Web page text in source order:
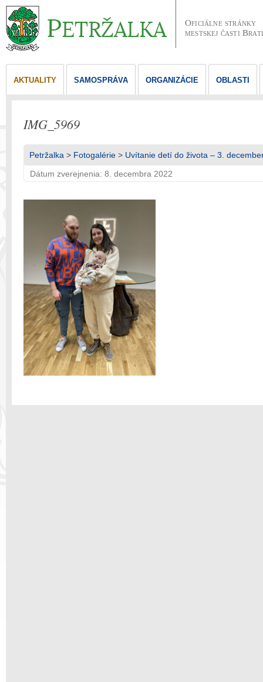
Oficiálne stránky
mestskej časti
AKTUALITY SAMOSPRÁVA ORGANIZÁCIE OBLASTI
IMG_5969
Petržalka > Fotogalérie > Uvítanie detí do života – 3.
Dátum zverejnenia: 8. decembra 2022